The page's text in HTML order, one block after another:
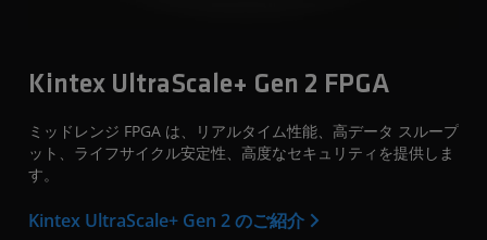
Kintex UltraScale+ Gen 2 FPGA
ミッドレンジ FPGA は、リアルタイム性能、高データ スループ
ット、ライフサイクル安定性、高度なセキュリティを提供しま
す。
Kintex UltraScale+ Gen 2 のご紹介